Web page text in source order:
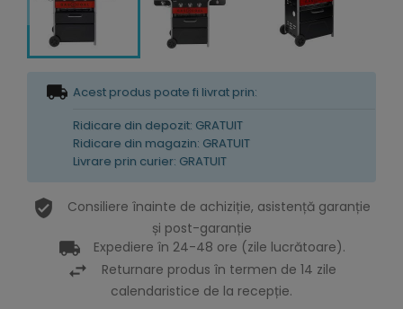
Acest produs poate fi livrat prin:
Ridicare din depozit: GRATUIT
Ridicare din magazin: GRATUIT
Livrare prin curier: GRATUIT
Consiliere înainte de achiziție, asistență garanție
și post-garanție
Expediere în 24-48 ore (zile lucrătoare).
Returnare produs în termen de 14 zile
calendaristice de la recepție.